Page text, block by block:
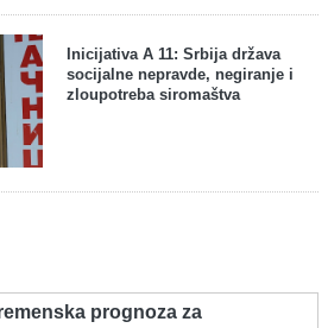
Inicijativa A 11: Srbija država
socijalne nepravde, negiranje i
zloupotreba siromaštva
prognoza za